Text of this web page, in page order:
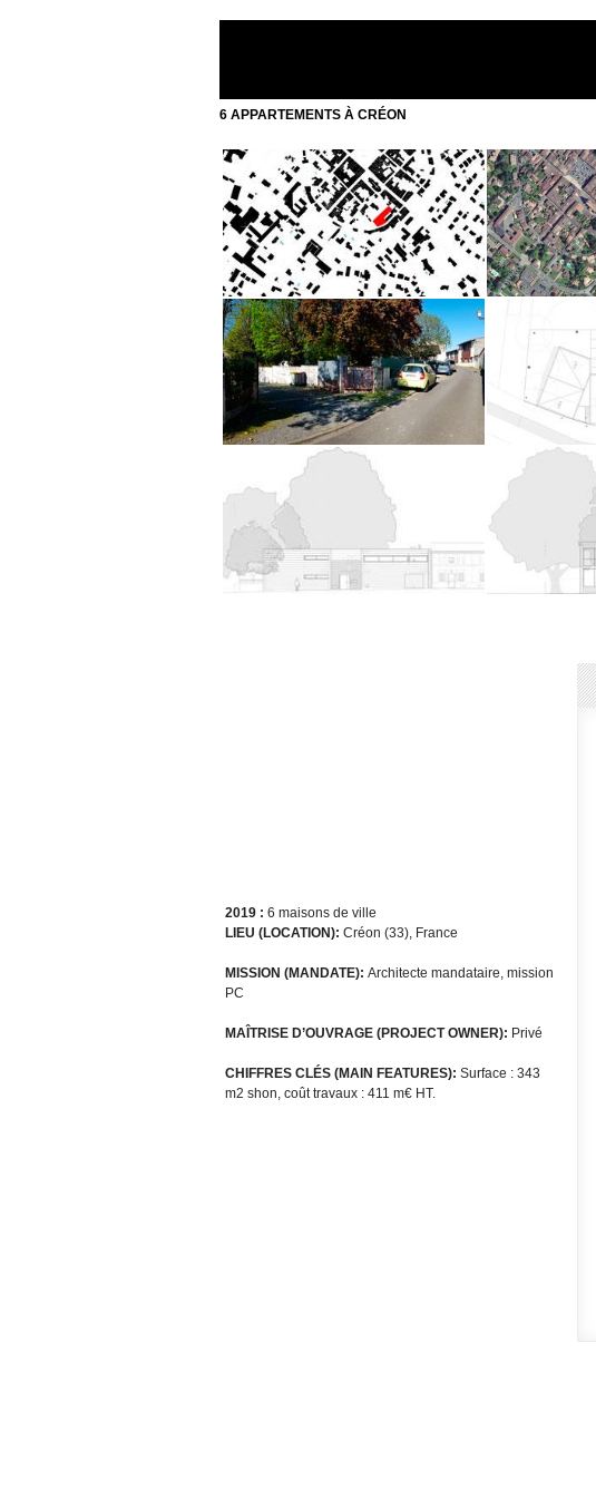
6 APPARTEMENTS À CRÉON
2019 : 6 maisons de ville
LIEU (LOCATION): Créon (33), France
MISSION (MANDATE): Architecte mandataire, mission
PC
MAÎTRISE D’OUVRAGE (PROJECT OWNER): Privé
CHIFFRES CLÉS (MAIN FEATURES): Surface : 343
m2 shon, coût travaux : 411 m€ HT.